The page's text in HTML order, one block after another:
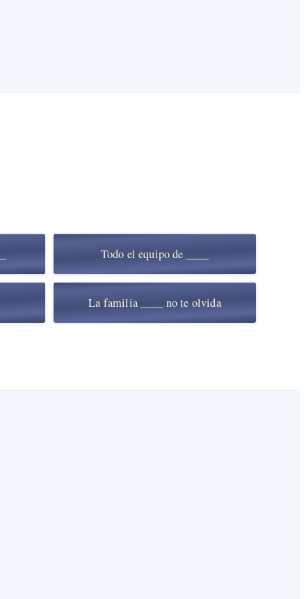
Todo el equipo de ____
La familia ____ no te olvida